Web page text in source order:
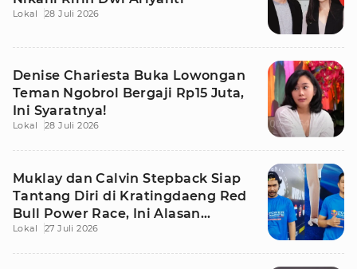
Lokal 28 Juli 2026
Denise Chariesta Buka Lowongan
Teman Ngobrol Bergaji Rp15 Juta,
Ini Syaratnya!
Lokal 28 Juli 2026
Muklay dan Calvin Stepback Siap
Tantang Diri di Kratingdaeng Red
Bull Power Race, Ini Alasan
Mereka!
Lokal 27 Juli 2026